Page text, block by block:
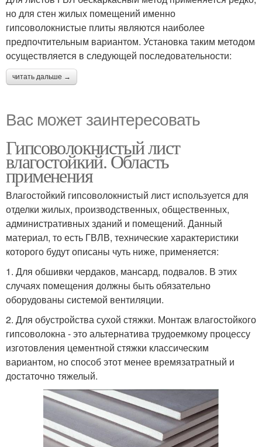
но для стен жилых помещений именно
гипсоволокнистые плиты являются наиболее
предпочтительным вариантом. Установка таким методом
осуществляется в следующей последовательности:
читать дальше →
Вас может заинтересовать
Гипсоволокнистый лист
влагостойкий. Область
применения
Влагостойкий гипсоволокнистый лист используется для
отделки жилых, производственных, общественных,
административных зданий и помещений. Данный
материал, то есть ГВЛВ, технические характеристики
которого будут описаны чуть ниже, применяется:
1. Для обшивки чердаков, мансард, подвалов. В этих
случаях помещения должны быть обязательно
оборудованы системой вентиляции.
2. Для обустройства сухой стяжки. Монтаж влагостойкого
гипсоволокна - это альтернатива трудоемкому процессу
изготовления цементной стяжки классическим
вариантом, но способ этот менее времязатратный и
достаточно тяжелый.